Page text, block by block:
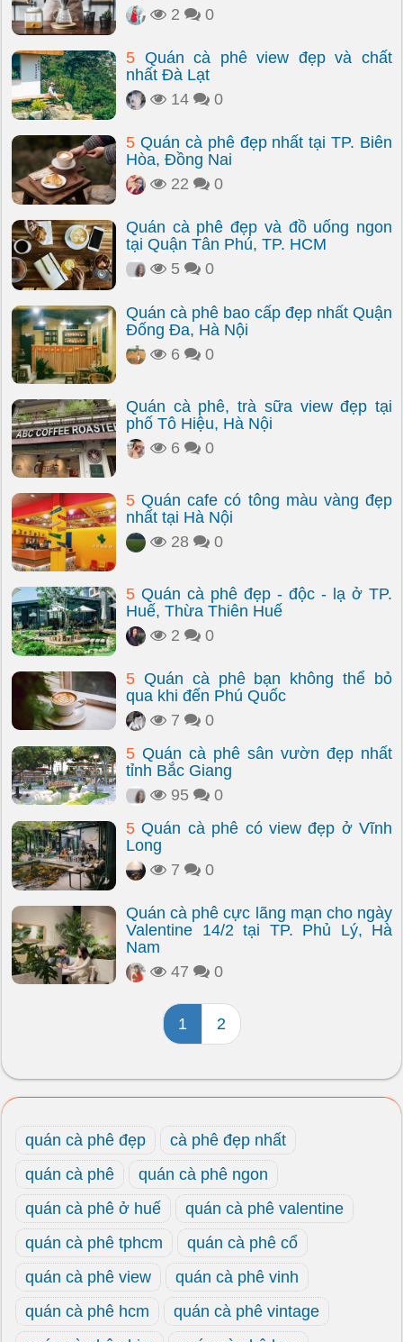
2
0
5 Quán cà phê view đẹp và chất
nhất Đà Lạt
14
0
5 Quán cà phê đẹp nhất tại TP. Biên
Hòa, Đồng Nai
22
0
Quán cà phê đẹp và đồ uống ngon
tại Quận Tân Phú, TP. HCM
5
0
Quán cà phê bao cấp đẹp nhất Quận
Đống Đa, Hà Nội
6
0
Quán cà phê, trà sữa view đẹp tại
phố Tô Hiệu, Hà Nội
6
0
5 Quán cafe có tông màu vàng đẹp
nhất tại Hà Nội
28
0
5 Quán cà phê đẹp - độc - lạ ở TP.
Huế, Thừa Thiên Huế
2
0
5 Quán cà phê bạn không thể bỏ
qua khi đến Phú Quốc
7
0
5 Quán cà phê sân vườn đẹp nhất
tỉnh Bắc Giang
95
0
5 Quán cà phê có view đẹp ở Vĩnh
Long
7
0
Quán cà phê cực lãng mạn cho ngày
Valentine 14/2 tại TP. Phủ Lý, Hà
Nam
47
0
1 2
quán cà phê đẹp
cà phê đẹp nhất
quán cà phê
quán cà phê ngon
quán cà phê ở huế
quán cà phê valentine
quán cà phê tphcm
quán cà phê cổ
quán cà phê view
quán cà phê vinh
quán cà phê hcm
quán cà phê vintage